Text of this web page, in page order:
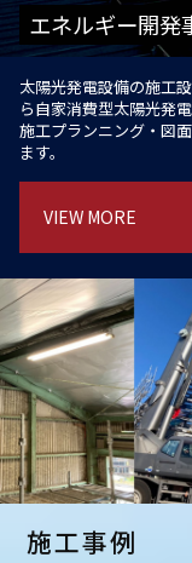
エネルギー開発
太陽光発電設備の施工
ら自家消費型太陽光発電
施工プランニング・図
ます。
VIEW MORE
施工事例